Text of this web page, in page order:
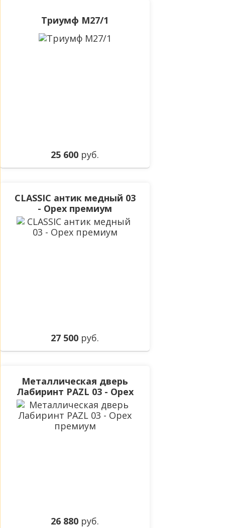
Триумф М27/1
25 600 руб.
CLASSIC антик медный 03
- Орех премиум
27 500 руб.
Металлическая дверь
Лабиринт PAZL 03 - Орех
премиум
26 880 руб.